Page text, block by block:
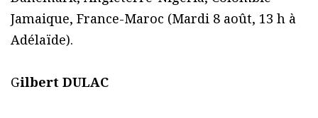
Jamaique, France-Maroc (Mardi 8 août, 13 h à
Adélaïde).
Gilbert DULAC